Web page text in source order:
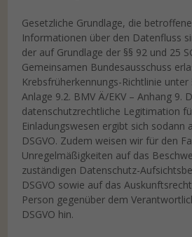
Gesetzliche Grundlage, die
Informationen über den Datenfluss
der auf Grundlage der §§ 92 und 25
Gemeinsamen Bundesausschuss
Krebsfrüherkennungs-Richtlinie
Anlage 9.2. BMV Ä/EKV – Anhang 9.
datenschutzrechtliche Legitimation
Einladungswesen ergibt sich sodann
DSGVO. Zudem weisen wir für den
Unregelmäßigkeiten auf das
zuständigen Datenschutz-
DSGVO sowie auf das
Person gegenüber dem
DSGVO hin.